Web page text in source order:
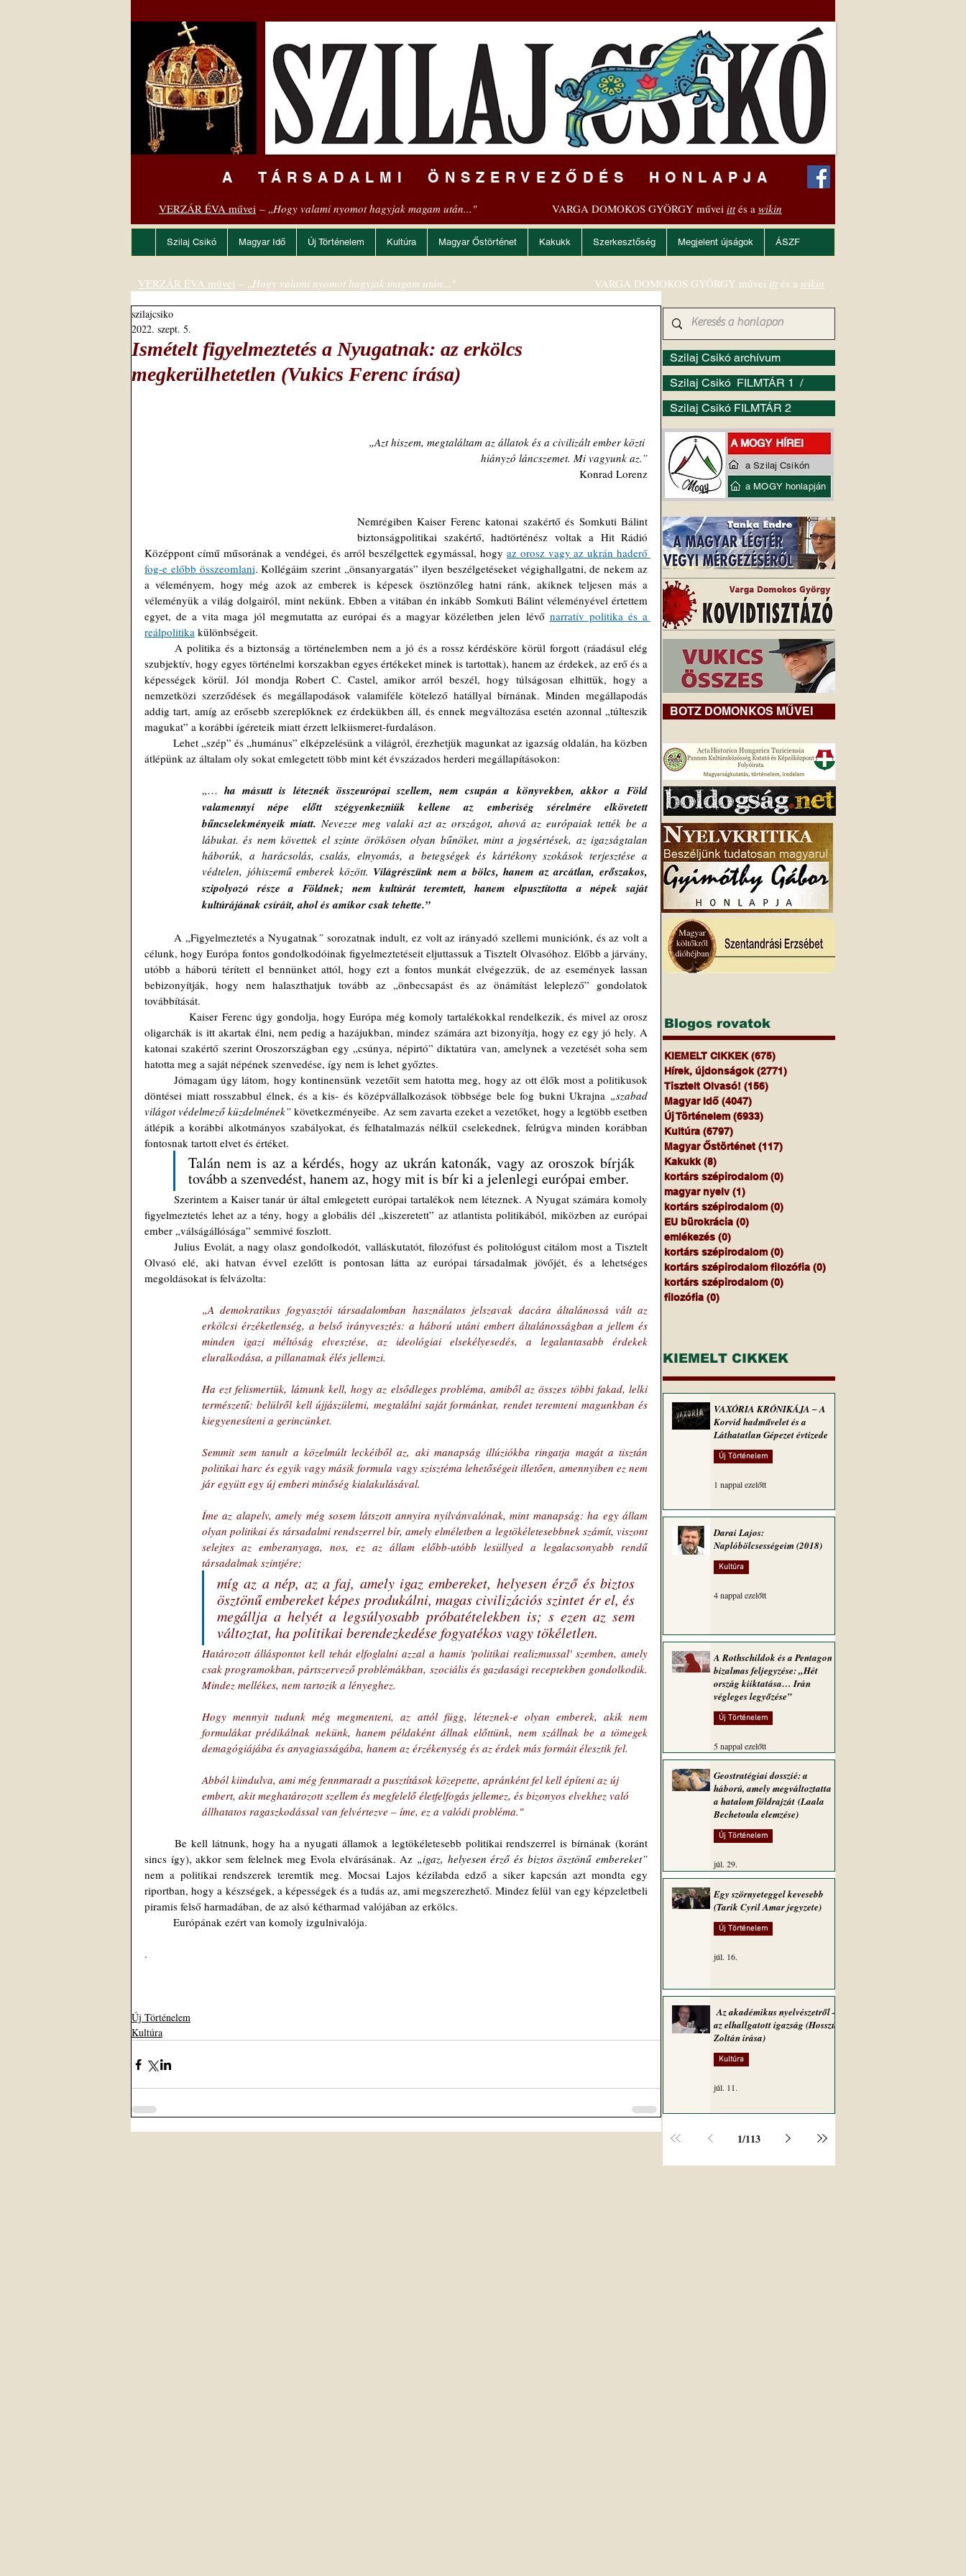
A TÁRSADALMI ÖNSZERVEZŐDÉS HONLAPJA
VERZÁR ÉVA művei – „Hogy valami nyomot hagyjak magam után..." VARGA DOMOKOS GYÖRGY művei ittés a wikin
Szilaj Csikó Magyar Idő Új Történelem Kultúra Magyar Őstörténet Kakukk Szerkesztőség Megjelent újságok ÁSZF
Ismételt figyelmeztetés a Nyugatnak: az erkölcs
megkerülhetetlen (Vukics Ferenc írása)
szilajcsiko
2022. szept. 5.
„Azt hiszem, megtaláltam az állatok és a civilizált ember közti
hiányzó láncszemet. Mi vagyunk az.”
Konrad Lorenz
Nemrégiben Kaiser Ferenc katonai szakértő és Somkuti Bálint
biztonságpolitikai szakértő, hadtörténész voltak a Hit Rádió
Középpont című műsorának a vendégei, és arról beszélgettek egymással, hogy az orosz vagy az ukrán haderő
fog-e előbb összeomlani. Kollégáim szerint „önsanyargatás” ilyen beszélgetéseket végighallgatni, de nekem az
a véleményem, hogy még azok az emberek is képesek ösztönzőleg hatni ránk, akiknek teljesen más a
véleményük a világ dolgairól, mint nekünk. Ebben a vitában én inkább Somkuti Bálint véleményével értettem
egyet, de a vita maga jól megmutatta az európai és a magyar közéletben jelen lévő narratív politika és a
reálpolitika különbségeit.
szubjektív, hogy egyes történelmi korszakban egyes értékeket minek is tartottak), hanem az érdekek, az erő és a
képességek körül. Jól mondja Robert C. Castel, amikor arról beszél, hogy túlságosan elhittük, hogy a
nemzetközi szerződések és megállapodások valamiféle kötelező hatállyal bírnának. Minden megállapodás
addig tart, amíg az erősebb szereplőknek ez érdekükben áll, és ennek megváltozása esetén azonnal „túlteszik
magukat” a korábbi ígéreteik miatt érzett lelkiismeret-furdaláson.
átlépünk az általam oly sokat emlegetett több mint két évszázados herderi megállapításokon:
„… ha másutt is léteznék összeurópai szellem, nem csupán a könyvekben, akkor a Föld
valamennyi népe előtt szégyenkezniük kellene az emberiség sérelmére elkövetett
bűncselekményeik miatt. Nevezze meg valaki azt az országot, ahová az európaiak tették be a
lábukat. és nem követtek el szinte örökösen olyan bűnöket, mint a jogsértések, az igazságtalan
háborúk, a harácsolás, csalás, elnyomás, a betegségek és kártékony szokások terjesztése a
védtelen, jóhiszemű emberek között. Világrészünk nem a bölcs, hanem az arcátlan, erőszakos,
szipolyozó része a Földnek; nem kultúrát teremtett, hanem elpusztította a népek saját
kultúrájának csíráit, ahol és amikor csak tehette.”
	A „Figyelmeztetés a Nyugatnak
” sorozatnak indult, ez volt az irányadó szellemi municiónk, és az volt a
célunk, hogy Európa fontos gondolkodóinak figyelmeztetéseit eljuttassuk a Tisztelt Olvasóhoz. Előbb a járvány,
utóbb a háború térített el bennünket attól, hogy ezt a fontos munkát elvégezzük, de az események lassan
bebizonyítják, hogy nem halaszthatjuk tovább az „önbecsapást és az önámítást leleplező” gondolatok
továbbítását.
            Kaiser Ferenc úgy gondolja, hogy Európa még komoly tartalékokkal rendelkezik, és mivel az orosz
oligarchák is itt akartak élni, nem pedig a hazájukban, mindez számára azt bizonyítja, hogy ez egy jó hely. A
katonai szakértő szerint Oroszországban egy „csúnya, népirtó” diktatúra van, amelynek a vezetését soha sem
hatotta meg a saját népének szenvedése, így nem is lehet győztes.
	Jómagam úgy látom, hogy kontinensünk vezetőit sem hatotta meg, hogy az ott élők most a politikusok
döntései miatt rosszabbul élnek, és a kis- és középvállalkozások többsége bele fog bukni Ukrajna „szabad
világot védelmező küzdelmének” következményeibe. Az sem zavarta ezeket a vezetőket, hogy a legtöbb esetben
átlépik a korábbi alkotmányos szabályokat, és felhatalmazás nélkül cselekednek, felrúgva minden korábban
fontosnak tartott elvet és értéket.
Talán nem is az a kérdés, hogy az ukrán katonák, vagy az oroszok bírják
tovább a szenvedést, hanem az, hogy mit is bír ki a jelenlegi európai ember.
figyelmeztetés lehet az a tény, hogy a globális dél „kiszeretett” az atlantista politikából, miközben az európai
ember „válságállósága” semmivé foszlott.
	Julius Evolát, a nagy olasz gondolkodót, valláskutatót, filozófust és politológust citálom most a Tisztelt
Olvasó elé, aki hatvan évvel ezelőtt is pontosan látta az európai társadalmak jövőjét, és a lehetséges
megoldásokat is felvázolta:
„A demokratikus fogyasztói társadalomban használatos jelszavak dacára általánossá vált az
erkölcsi érzéketlenség, a belső irányvesztés: a háború utáni embert általánosságban a jellem és
minden igazi méltóság elvesztése, az ideológiai elsekélyesedés, a legalantasabb érdekek
eluralkodása, a pillanatnak élés jellemzi.
Ha ezt felismertük, látnunk kell, hogy az elsődleges probléma, amiből az összes többi fakad, lelki
természetű: belülről kell újjászületni, megtalálni saját formánkat, rendet teremteni magunkban és
kiegyenesíteni a gerincünket.
Semmit sem tanult a közelmúlt leckéiből az, aki manapság illúziókba ringatja magát a tisztán
politikai harc és egyik vagy másik formula vagy szisztéma lehetőségeit illetően, amennyiben ez nem
jár együtt egy új emberi minőség kialakulásával.
Íme az alapelv, amely még sosem látszott annyira nyilvánvalónak, mint manapság: ha egy állam
olyan politikai és társadalmi rendszerrel bír, amely elméletben a legtökéletesebbnek számít, viszont
selejtes az emberanyaga, nos, ez az állam előbb-utóbb lesüllyed a legalacsonyabb rendű
társadalmak szintjére;
míg az a nép, az a faj, amely igaz embereket, helyesen érző és biztos
ösztönű embereket képes produkálni, magas civilizációs szintet ér el, és
megállja a helyét a legsúlyosabb próbatételekben is; s ezen az sem
változtat, ha politikai berendezkedése fogyatékos vagy tökéletlen.
Határozott álláspontot kell tehát elfoglalni azzal a hamis 'politikai realizmussal' szemben, amely
csak programokban, pártszervező problémákban, szociális és gazdasági receptekben gondolkodik.
Mindez mellékes, nem tartozik a lényeghez.
Hogy mennyit tudunk még megmenteni, az attól függ, léteznek-e olyan emberek, akik nem
formulákat prédikálnak nekünk, hanem példaként állnak előttünk, nem szállnak be a tömegek
demagógiájába és anyagiasságába, hanem az érzékenység és az érdek más formáit élesztik fel.
Abból kiindulva, ami még fennmaradt a pusztítások közepette, apránként fel kell építeni az új
embert, akit meghatározott szellem és megfelelő életfelfogás jellemez, és bizonyos elvekhez való
állhatatos ragaszkodással van felvértezve – íme, ez a valódi probléma."
sincs így), akkor sem felelnek meg Evola elvárásának. Az „igaz, helyesen érző és biztos ösztönű embereket”
nem a politikai rendszerek teremtik meg. Mocsai Lajos kézilabda edző a siker kapcsán azt mondta egy
riportban, hogy a készségek, a képességek és a tudás az, ami megszerezhető. Mindez felül van egy képzeletbeli
piramis felső harmadában, de az alsó kétharmad valójában az erkölcs.
	Európának ezért van komoly izgulnivalója.
.
Új Történelem
Kultúra
Szilaj Csikó archívum
Szilaj Csikó FILMTÁR 1 /
Szilaj Csikó FILMTÁR 2
VERZÁR ÉVA művei – „Hogy valami nyomot hagyjak magam után..." VARGA DOMOKOS GYÖRGY művei itt és a wikin
BOTZ DOMONKOS MŰVEI
Blogos rovatok
KIEMELT CIKKEK (675)
Hírek, újdonságok (2771)
Tisztelt Olvasó! (156)
Magyar Idő (4047)
Új Történelem (6933)
Kultúra (6797)
Magyar Őstörténet (117)
Kakukk (8)
kortárs szépirodalom (0)
magyar nyelv (1)
kortárs szépirodalom (0)
EU bürokrácia (0)
emlékezés (0)
kortárs szépirodalom (0)
kortárs szépirodalom filozófia (0)
kortárs szépirodalom (0)
filozófia (0)
KIEMELT CIKKEK
VAXÓRIA KRÓNIKÁJA ‒ A
Korvid hadművelet és a
Láthatatlan Gépezet évtizede
Új Történelem
1 nappal ezelőtt
Darai Lajos:
Naplóbölcsességeim (2018)
Kultúra
4 nappal ezelőtt
A Rothschildok és a Pentagon
bizalmas feljegyzése: „Hét
ország kiiktatása… Irán
végleges legyőzése”
Új Történelem
5 nappal ezelőtt
Geostratégiai dosszié: a
háború, amely megváltoztatta
a hatalom földrajzát (Laala
Bechetoula elemzése)
Új Történelem
júl. 29.
Egy szörnyeteggel kevesebb
(Tarik Cyril Amar jegyzete)
Új Történelem
júl. 16.
Az akadémikus nyelvészetről –
az elhallgatott igazság (Hosszú
Zoltán írása)
Kultúra
júl. 11.
1/113
a Szilaj Csikón
a MOGY honlapján